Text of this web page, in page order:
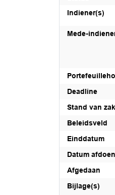
Indiener(s)
Mede-
Deadline
Stand van
Beleidsveld
Einddatum
Datum
Afgedaan
Bijlage(s)